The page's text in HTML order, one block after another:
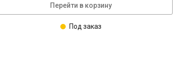
Перейти в корзину
Под заказ